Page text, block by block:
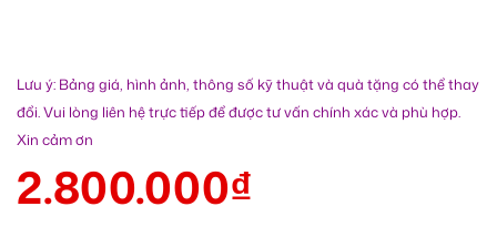
Lưu ý: Bảng giá, hình ảnh, thông số kỹ thuật và quà tặng có thể thay
đổi. Vui lòng liên hệ trực tiếp để được tư vấn chính xác và phù hợp.
Xin cảm ơn
2.800.000₫